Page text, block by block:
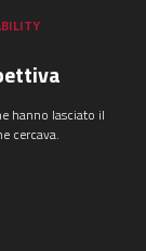
hanno lasciato il
cercava.